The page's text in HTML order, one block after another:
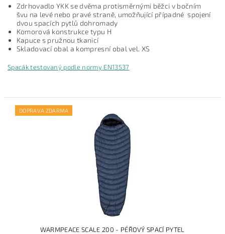
Zdrhovadlo YKK se dvěma protisměrnými běžci v bočním
švu na levé nebo pravé straně, umožňující případné spojení
dvou spacích pytlů dohromady
Komorová konstrukce typu H
Kapuce s pružnou tkanicí
Skladovací obal a kompresní obal vel. XS
Spacák testovaný podle normy EN13537
DOPRAVA ZDARMA
WARMPEACE SCALE 200 - PÉŘOVÝ SPACÍ PYTEL